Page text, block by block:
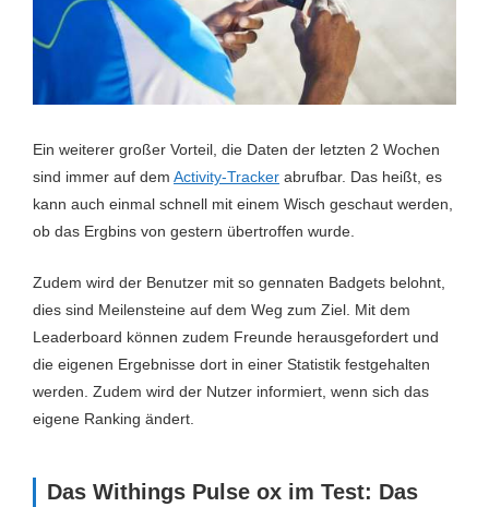
Ein weiterer großer Vorteil, die Daten der letzten 2 Wochen
sind immer auf dem Activity-Tracker abrufbar. Das heißt, es
kann auch einmal schnell mit einem Wisch geschaut werden,
ob das Ergbins von gestern übertroffen wurde.
Zudem wird der Benutzer mit so gennaten Badgets belohnt,
dies sind Meilensteine auf dem Weg zum Ziel. Mit dem
Leaderboard können zudem Freunde herausgefordert und
die eigenen Ergebnisse dort in einer Statistik festgehalten
werden. Zudem wird der Nutzer informiert, wenn sich das
eigene Ranking ändert.
Das Withings Pulse ox im Test: Das